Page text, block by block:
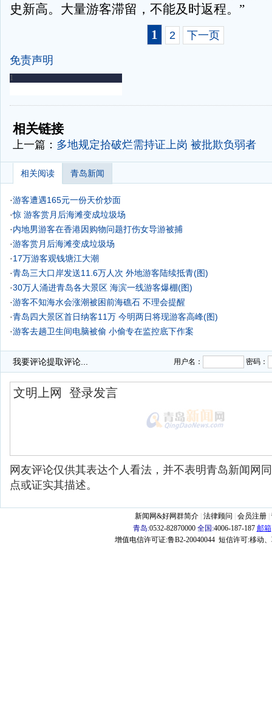
史新高。大量游客滞留，不能及时返程。”
1
2 下一页
免责声明
-
相关链接
上一篇： 多地规定拾破烂需持证上岗 被批欺负弱者
相关阅读 青岛新闻
·游客遭遇165元一份天价炒面
·惊 游客赏月后海滩变成垃圾场
·内地男游客在香港因购物问题打伤女导游被捕
·游客赏月后海滩变成垃圾场
·17万游客观钱塘江大潮
·青岛三大口岸发送11.6万人次 外地游客陆续抵青(图)
·30万人涌进青岛各大景区 海滨一线游客爆棚(图)
·游客不知海水会涨潮被困前海礁石 不理会提醒
·青岛四大景区首日纳客11万 今明两日将现游客高峰(图)
·游客去趟卫生间电脑被偷 小偷专在监控底下作案
我要评论提取评论... 用户名： 密码：
网友评论仅供其表达个人看法，并不表明青岛新闻网
点或证实其描述。